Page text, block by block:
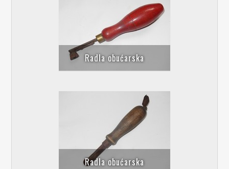
Radla obućarska
Radla obućarska